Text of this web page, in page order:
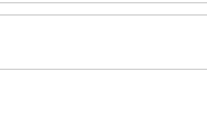
ハンドケア・ネイルケア